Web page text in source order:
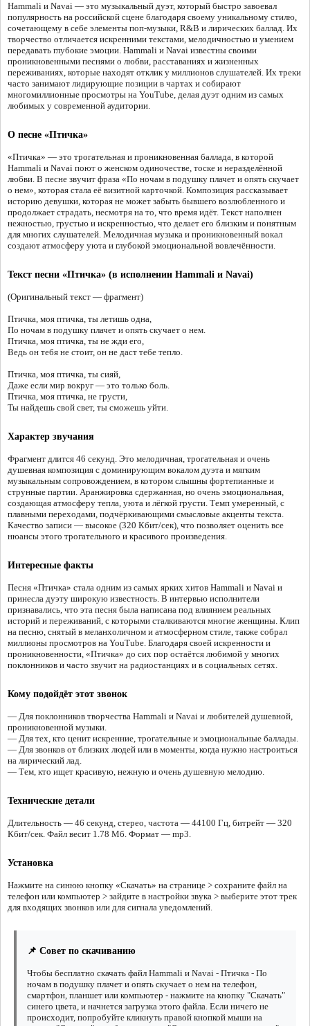
Hammali и Navai — это музыкальный дуэт, который быстро завоевал
популярность на российской сцене благодаря своему уникальному стилю,
сочетающему в себе элементы поп-музыки, R&B и лирических баллад. Их
творчество отличается искренними текстами, мелодичностью и умением
передавать глубокие эмоции. Hammali и Navai известны своими
проникновенными песнями о любви, расставаниях и жизненных
переживаниях, которые находят отклик у миллионов слушателей. Их треки
часто занимают лидирующие позиции в чартах и собирают
многомиллионные просмотры на YouTube, делая дуэт одним из самых
любимых у современной аудитории.
О песне «Птичка»
«Птичка» — это трогательная и проникновенная баллада, в которой
Hammali и Navai поют о женском одиночестве, тоске и неразделённой
любви. В песне звучит фраза «По ночам в подушку плачет и опять скучает
о нем», которая стала её визитной карточкой. Композиция рассказывает
историю девушки, которая не может забыть бывшего возлюбленного и
продолжает страдать, несмотря на то, что время идёт. Текст наполнен
нежностью, грустью и искренностью, что делает его близким и понятным
для многих слушателей. Мелодичная музыка и проникновенный вокал
создают атмосферу уюта и глубокой эмоциональной вовлечённости.
Текст песни «Птичка» (в исполнении Hammali и Navai)
(Оригинальный текст — фрагмент)
Птичка, моя птичка, ты летишь одна,
По ночам в подушку плачет и опять скучает о нем.
Птичка, моя птичка, ты не жди его,
Ведь он тебя не стоит, он не даст тебе тепло.
Птичка, моя птичка, ты сияй,
Даже если мир вокруг — это только боль.
Птичка, моя птичка, не грусти,
Ты найдешь свой свет, ты сможешь уйти.
Характер звучания
Фрагмент длится 46 секунд. Это мелодичная, трогательная и очень
душевная композиция с доминирующим вокалом дуэта и мягким
музыкальным сопровождением, в котором слышны фортепианные и
струнные партии. Аранжировка сдержанная, но очень эмоциональная,
создающая атмосферу тепла, уюта и лёгкой грусти. Темп умеренный, с
плавными переходами, подчёркивающими смысловые акценты текста.
Качество записи — высокое (320 Кбит/сек), что позволяет оценить все
нюансы этого трогательного и красивого произведения.
Интересные факты
Песня «Птичка» стала одним из самых ярких хитов Hammali и Navai и
принесла дуэту широкую известность. В интервью исполнители
признавались, что эта песня была написана под влиянием реальных
историй и переживаний, с которыми сталкиваются многие женщины. Клип
на песню, снятый в меланхоличном и атмосферном стиле, также собрал
миллионы просмотров на YouTube. Благодаря своей искренности и
проникновенности, «Птичка» до сих пор остаётся любимой у многих
поклонников и часто звучит на радиостанциях и в социальных сетях.
Кому подойдёт этот звонок
— Для поклонников творчества Hammali и Navai и любителей душевной,
проникновенной музыки.
— Для тех, кто ценит искренние, трогательные и эмоциональные баллады.
— Для звонков от близких людей или в моменты, когда нужно настроиться
на лирический лад.
— Тем, кто ищет красивую, нежную и очень душевную мелодию.
Технические детали
Длительность — 46 секунд, стерео, частота — 44100 Гц, битрейт — 320
Кбит/сек. Файл весит 1.78 Мб. Формат — mp3.
Установка
Нажмите на синюю кнопку «Скачать» на странице > сохраните файл на
телефон или компьютер > зайдите в настройки звука > выберите этот трек
для входящих звонков или для сигнала уведомлений.
📌 Совет по скачиванию
Чтобы бесплатно скачать файл Hammali и Navai - Птичка - По
ночам в подушку плачет и опять скучает о нем на телефон,
смартфон, планшет или компьютер - нажмите на кнопку "Скачать"
синего цвета, и начнется загрузка этого файла. Если ничего не
происходит, попробуйте кликнуть правой кнопкой мыши на